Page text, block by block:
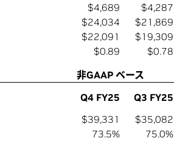
$4,689 $4,287
$24,034 $21,869
$22,091 $19,309
$0.89 $0.78
非GAAP ベース
Q4 FY25 Q3 FY25
$39,331 $35,082
73.5% 75.0%